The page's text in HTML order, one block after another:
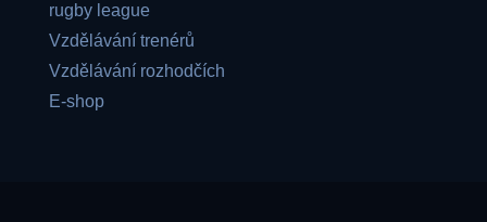
rugby league
Vzdělávání trenérů
Vzdělávání rozhodčích
E-shop